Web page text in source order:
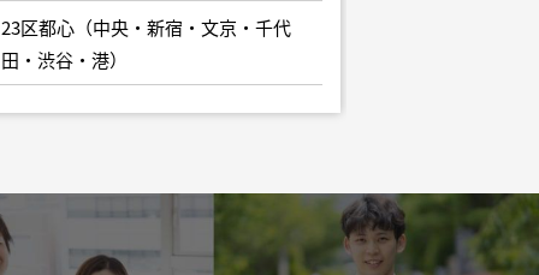
23区都心（中央・新宿・文京・千代
田・渋谷・港）